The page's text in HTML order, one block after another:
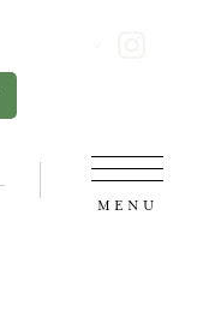
MENU